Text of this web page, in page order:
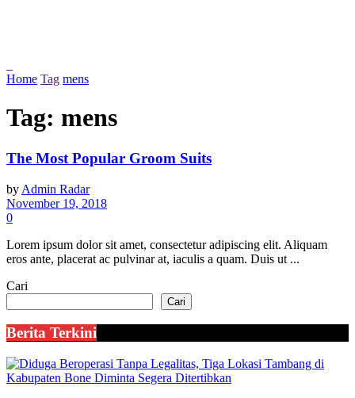
Home Tag mens
Tag: mens
The Most Popular Groom Suits
by Admin Radar
November 19, 2018
0
Lorem ipsum dolor sit amet, consectetur adipiscing elit. Aliquam
eros ante, placerat ac pulvinar at, iaculis a quam. Duis ut ...
Cari
Cari
Berita Terkini